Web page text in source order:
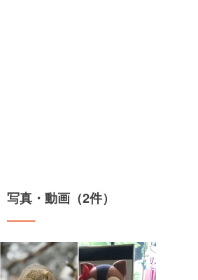
写真・動画（2件）